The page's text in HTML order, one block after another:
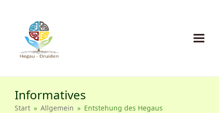
Informatives
Start » Allgemein » Entstehung des Hegaus